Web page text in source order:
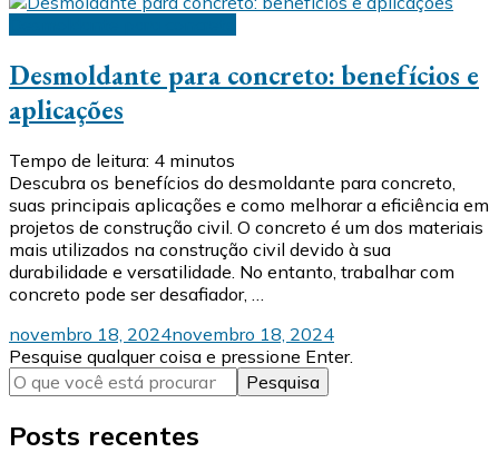
Desmoldante para concreto: benefícios e
aplicações
Tempo de leitura: 4 minutos
Descubra os benefícios do desmoldante para concreto,
suas principais aplicações e como melhorar a eficiência em
projetos de construção civil. O concreto é um dos materiais
mais utilizados na construção civil devido à sua
durabilidade e versatilidade. No entanto, trabalhar com
concreto pode ser desafiador, …
novembro 18, 2024novembro 18, 2024
Procurando
algo?
Pesquise qualquer coisa e pressione Enter.
Posts recentes